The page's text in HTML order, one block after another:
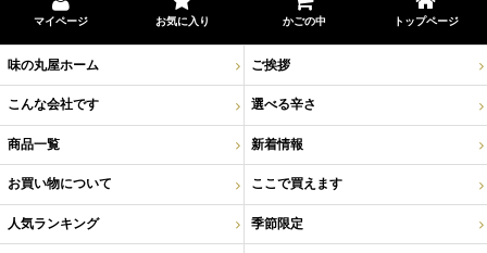
マイページ お気に入り かごの中 トップページ
味の丸屋ホーム ご挨拶
こんな会社です 選べる辛さ
商品一覧 新着情報
お買い物について ここで買えます
人気ランキング 季節限定